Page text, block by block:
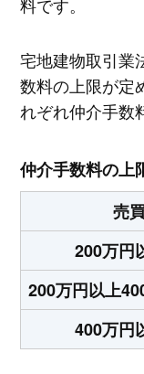
宅地建物取引業
数料の上限が定
れぞれ仲介手数
仲介手数料の上
売
200万円
200万円以上
400万円